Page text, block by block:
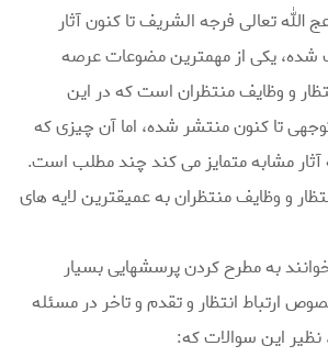
تعالی فرجه الشریف تا کنون آثار
شده، یکی از مهمترین مضوعات عرصه
و وظایف منتظران است که در این
تا کنون منتشر شده، اما آن چیزی که
مشابه متمایز می کند چند مطلب است.
و وظایف منتظران به عمیقترین لایه های
به مطرح کردن پرسشهایی بسیار
ارتباط انتظار و تقدم و تاخر در مسئله
این سوالات که: